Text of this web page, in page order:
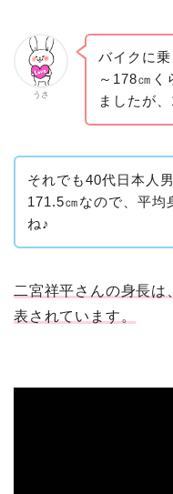
うさ
バイクに
～178㎝く
ましたが
それでも40代日本人
171.5㎝なので、平均
ね♪
二宮祥平さんの身長
表されています。